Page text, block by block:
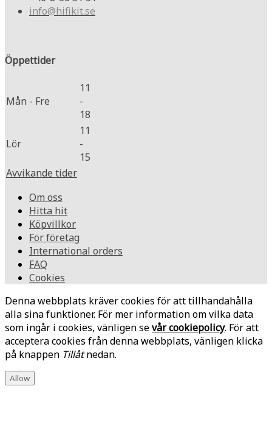
info@hifikit.se
Öppettider
Mån - Fre
11
-
18
Lör
11
-
15
Avvikande tider
Om oss
Hitta hit
Köpvillkor
För företag
International orders
FAQ
Cookies
Denna webbplats kräver cookies för att tillhandahålla
alla sina funktioner. För mer information om vilka data
som ingår i cookies, vänligen sevår cookiepolicy. För att
acceptera cookies från denna webbplats, vänligen klicka
på knappen Tillåtnedan.
Allow